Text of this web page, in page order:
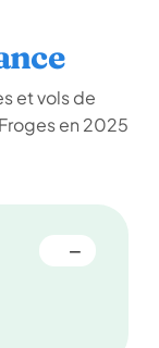
et vols de
en 2025
—